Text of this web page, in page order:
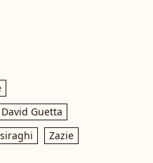
David Guetta
Zazie